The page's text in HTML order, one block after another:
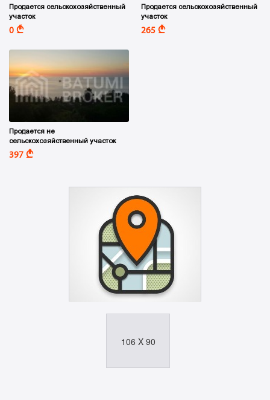
Продается сельскохозяйственный
участок
0 A
Продается сельскохозяйственный
участок
265 A
Продается не
сельскохозяйственный участок
397 A
106 X 90